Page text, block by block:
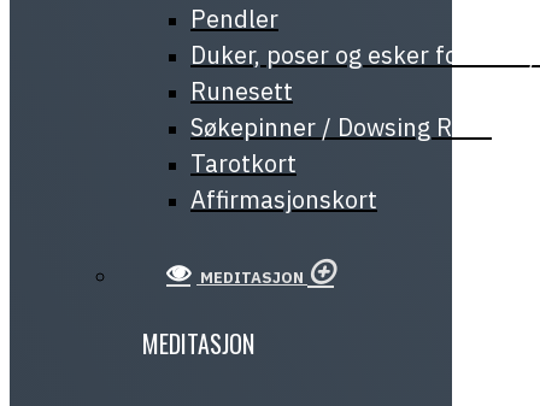
Pendler
Duker, poser og esker for
Runesett
Søkepinner / Dowsing Rods
Tarotkort
Affirmasjonskort
MEDITASJON
MEDITASJON